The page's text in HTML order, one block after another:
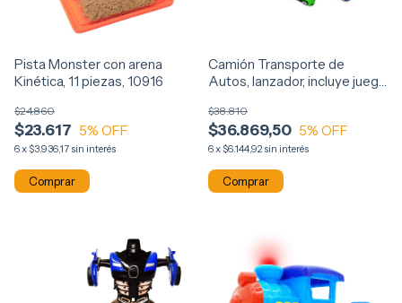
Pista Monster con arena
Kinética, 11 piezas, 10916
$23.617
$24.860
5% OFF
6x$3.936,17 sin interés
Comprar
Camión Transporte de
Autos, lanzador, incluye juego
$36.869,50
$38.810
5% OFF
6x$6.144,92 sin interés